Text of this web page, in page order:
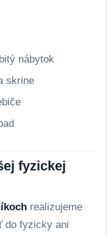
nábytok
skrine
fyzickej
realizujeme
do fyzicky ani